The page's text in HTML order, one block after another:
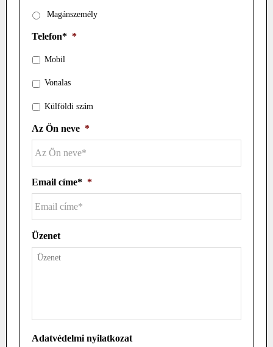
Magánszemély
Telefon* *
Mobil
Vonalas
Külföldi szám
Az Ön neve *
Email címe* *
Üzenet
Adatvédelmi nyilatkozat